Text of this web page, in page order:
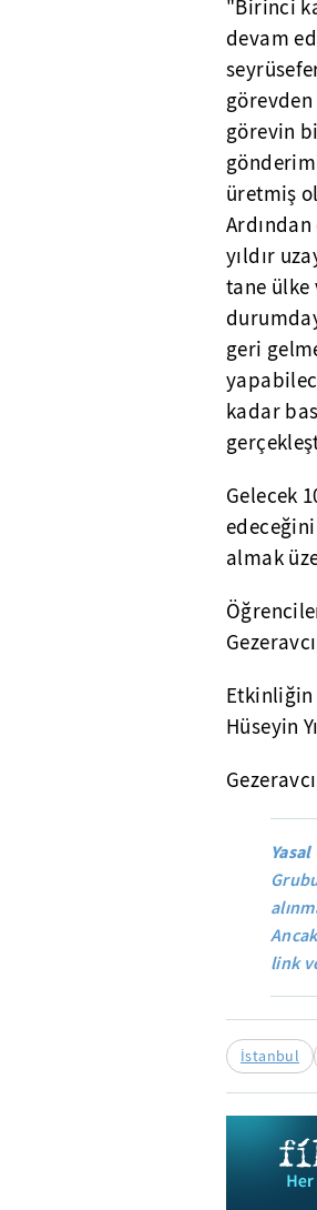
"Birinci
devam
görevin
üretmiş
yıldır
tane ülke
geri
kadar
Gelecek
almak
Etkinliğin
Hüseyin
Yasal
link
İstanbul